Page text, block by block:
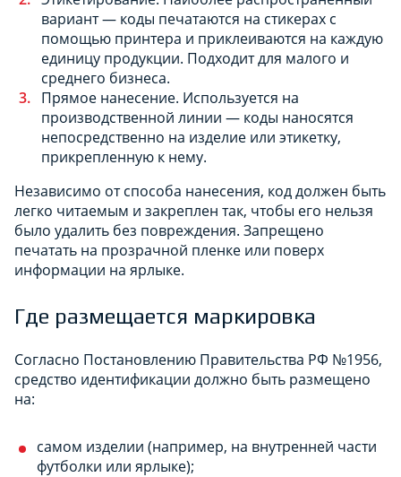
вариант — коды печатаются на стикерах с
помощью принтера и приклеиваются на каждую
единицу продукции. Подходит для малого и
среднего бизнеса.
Прямое нанесение. Используется на
производственной линии — коды наносятся
непосредственно на изделие или этикетку,
прикрепленную к нему.
Независимо от способа нанесения, код должен быть
легко читаемым и закреплен так, чтобы его нельзя
было удалить без повреждения. Запрещено
печатать на прозрачной пленке или поверх
информации на ярлыке.
Где размещается маркировка
Согласно Постановлению Правительства РФ №1956,
средство идентификации должно быть размещено
на:
самом изделии (например, на внутренней части
футболки или ярлыке);